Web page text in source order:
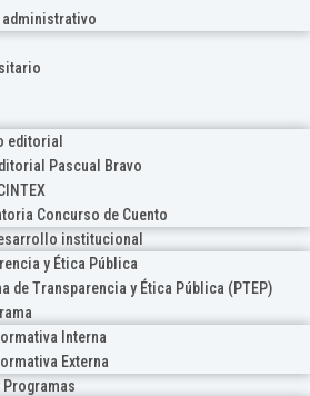
administrativo
editorial
Pascual Bravo
Concurso de Cuento
institucional
y Ética Pública
de Transparencia y Ética Pública (PTEP)
Interna
Externa
Programas